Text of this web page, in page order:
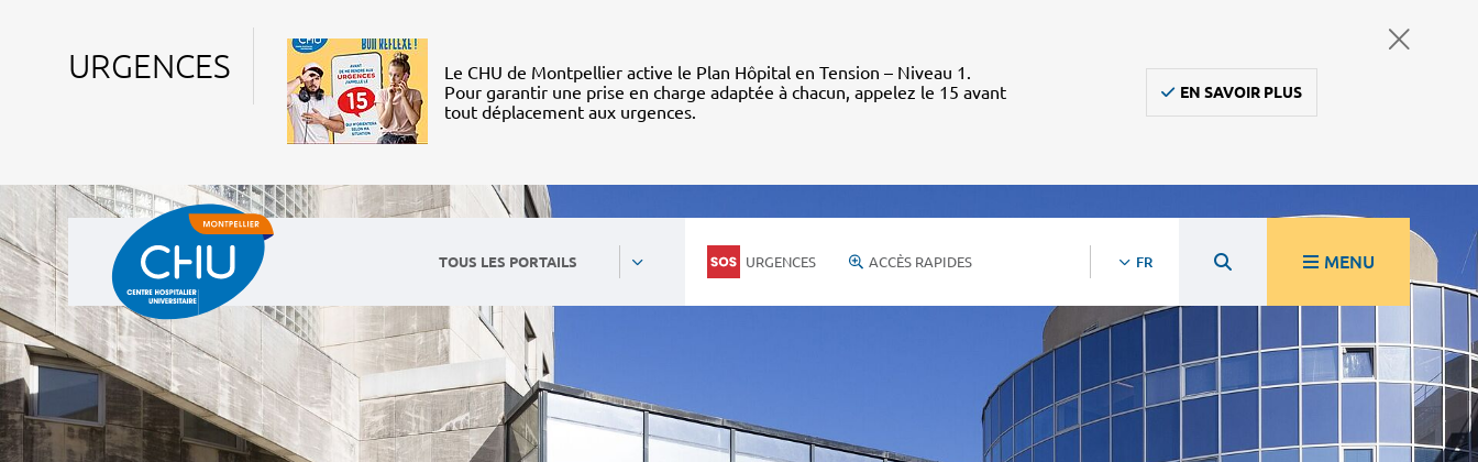
URGENCES
Le CHU de Montpellier active le Plan Hôpital en Tension – Niveau 1.
Pour garantir une prise en charge adaptée à chacun, appelez le 15 avant
tout déplacement aux urgences.
EN SAVOIR PLUS
TOUS LES PORTAILS URGENCES ACCÈS RAPIDES FR MENU